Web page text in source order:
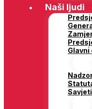
Naši ljudi
Glavni
Savjeti